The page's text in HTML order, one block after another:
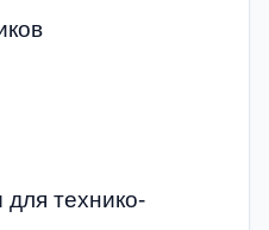
технико-